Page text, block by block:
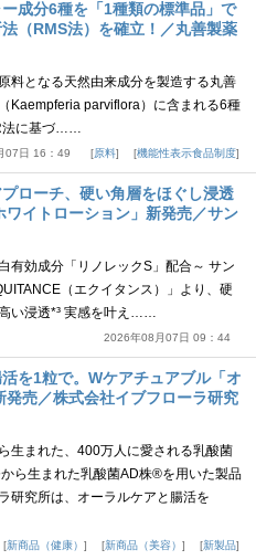
成分6種を「1種類の標準品」で
（RMS法）を確立！／丸善製薬
料となる天然由来成分を製造する丸善
Kaempferia parviflora）に含まれる6種
法に基づ……
07日 16：49 原料 機能性表示食品制度
ローチ、硬い角層をほぐし浸透
ワイトローション」新発売／サン
有効成分「リノレックS」配合～ サン
（エクイタンス）」より、硬
い浸透*³ 実感を叶え……
2026年08月07日 09：44
を1粒で。Wケアチュアブル「オ
発売／株式会社イブフローラ研究
生まれた、400万人に愛される乳酸菌
ら生まれた乳酸菌AD株®を用いた製品
研究所は、オーラルケアと腸活を
新商品（健康） 新商品（美容） 新製品